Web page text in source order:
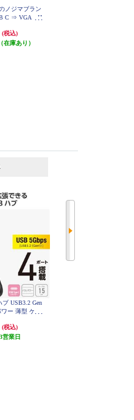
ノジマブラン
C ⇒ VGA・H
(税込)
在庫あり）
ブ USB3.2 Gen
ー 薄型 ケー
(税込)
3営業日